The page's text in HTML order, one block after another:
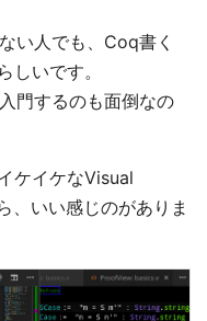
い人でも、Coq書く
しいです。
門するのも面倒なの
ケイケなVisual
、いい感じのがありま